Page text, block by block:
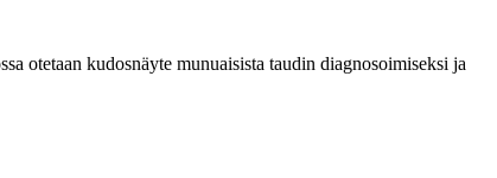
otetaan kudosnäyte munuaisista taudin diagnosoimiseksi ja